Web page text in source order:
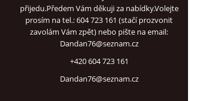
přijedu.Předem Vám děkuji za nabídky.Volejte
prosím na tel.: 604 723 161 (stačí prozvonit
zavolám Vám zpět) nebo pište na email:
Dandan76@seznam.cz
+420 604 723 161
Dandan76@seznam.cz